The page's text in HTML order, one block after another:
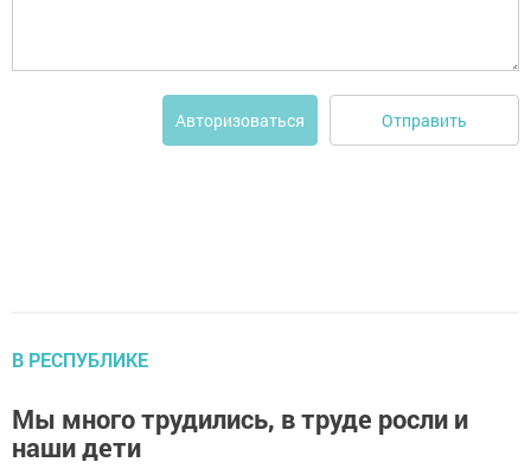
Авторизоваться Отправить
В РЕСПУБЛИКЕ
Мы много трудились, в труде росли и
наши дети